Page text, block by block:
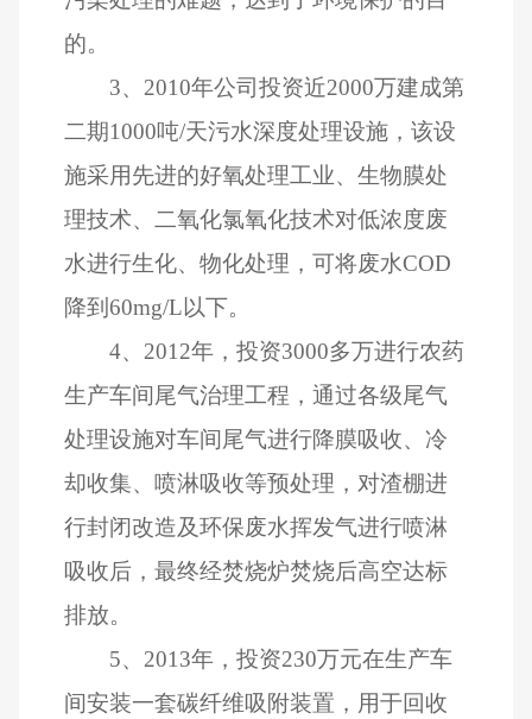
的。
3、 2010年公司投资近2000万建成第
二期1000吨/天污水深度处理设施，该设
施采用先进的好氧处理工业、生物膜处
理技术、二氧化氯氧化技术对低浓度废
水进行生化、物化处理，可将废水COD
降到60mg/L以下。
4、 2012年，投资3000多万进行农药
生产车间尾气治理工程，通过各级尾气
处理设施对车间尾气进行降膜吸收、冷
却收集、喷淋吸收等预处理，对渣棚进
行封闭改造及环保废水挥发气进行喷淋
吸收后，最终经焚烧炉焚烧后高空达标
排放。
5、 2013年，投资230万元在生产车
间安装一套碳纤维吸附装置，用于回收